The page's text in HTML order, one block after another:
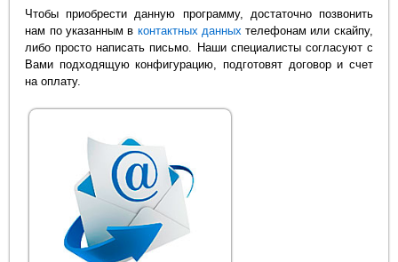
Чтобы приобрести данную программу, достаточно позвонить
нам по указанным в контактных данныхтелефонам или скайпу,
либо просто написать письмо. Наши специалисты согласуют с
Вами подходящую конфигурацию, подготовят договор и счет
на оплату.